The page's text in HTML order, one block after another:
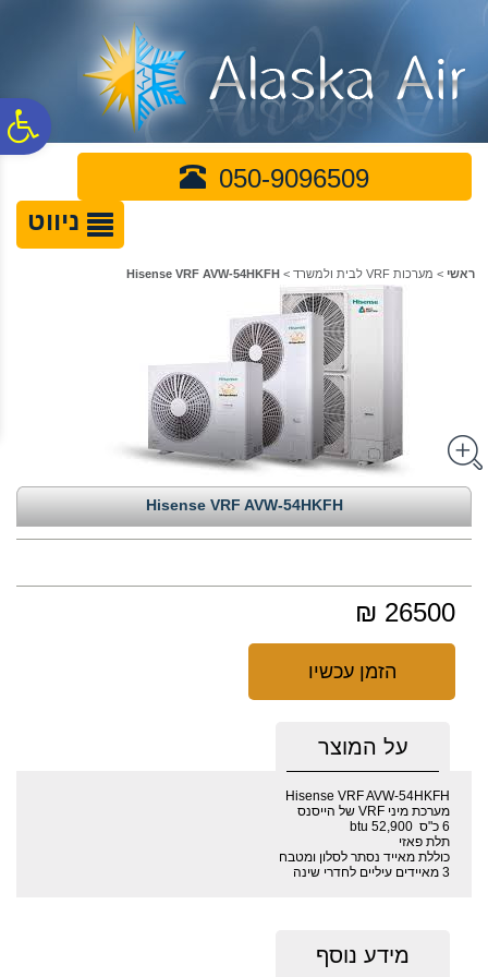
נגישות
המרכזי
050-9096509
ניווט
ראשי > מערכות VRF לבית ולמשרד >
Hisense VRF AVW-54HKFH
Hisense VRF AVW-54HKFH
26500 ₪
הזמן עכשיו
על המוצר
Hisense VRF AVW-54HKFH
מערכת מיני VRF של הייסנס
6 כ"ס 52,900 btu
תלת פאזי
כוללת מאייד נסתר לסלון ומטבח
3 מאיידים עיליים לחדרי שינה
מידע נוסף